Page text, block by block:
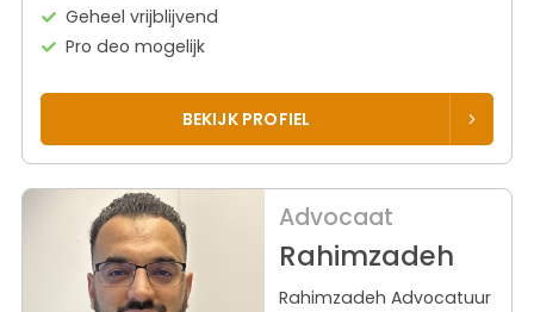
Geheel vrijblijvend
Pro deo mogelijk
BEKIJK PROFIEL
Advocaat
Rahimzadeh
Rahimzadeh Advocatuur